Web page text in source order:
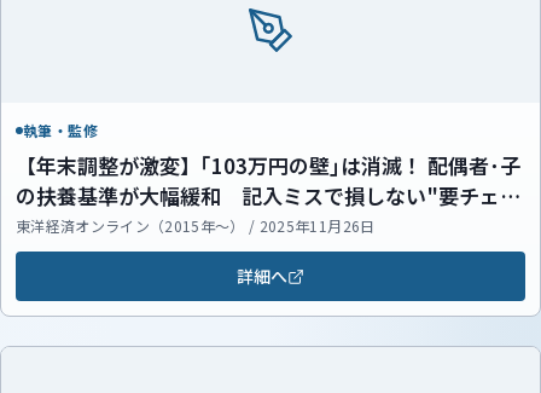
執筆・監修
【年末調整が激変】｢103万円の壁｣は消滅！ 配偶者･子
の扶養基準が大幅緩和 記入ミスで損しない"要チェッ
クポイント"
東洋経済オンライン（2015年～） / 2025年11月26日
詳細へ